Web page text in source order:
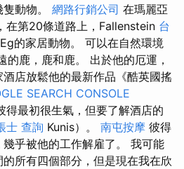
動物。 網路行銷公司 在瑪麗亞
在第20條道路上，Fallenstein 台
Eg的家居動物。 可以在自然環境
鹿，鹿和鹿。 出於他的厄運，
店放鬆他的最新作品《酷英國搖
SEARCH CONSOLE
得最初很生氣，但要了解酒店的
士 查詢 Kunis）。 南屯按摩 彼得
乎被他的工作解雇了。 我可能
所有四個部分，但是現在我在欣